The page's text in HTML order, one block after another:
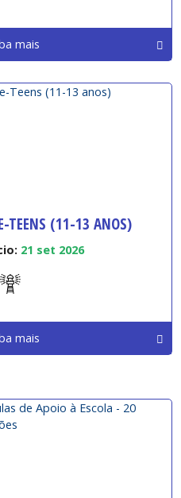
mais
TEENS (11-13 ANOS)
21 set 2026
mais